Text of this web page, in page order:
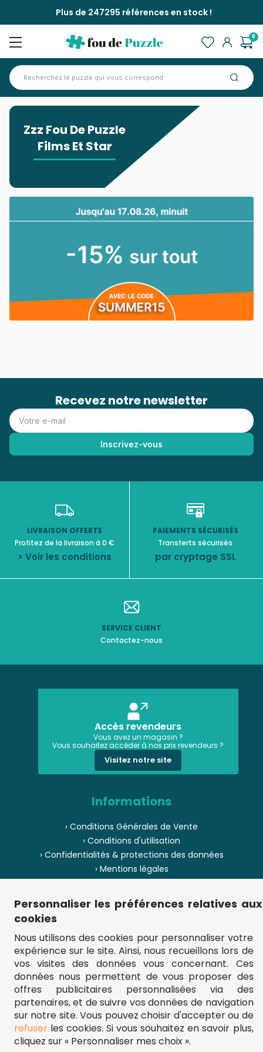
Plus de 247295 références en stock !
0
Zzz Fou De Puzzle
Films Et Star
Recevez notre newsletter
LIVRAISON OFFERTE
Profitez de la livraison à 0 €
> Voir les conditions
PAIEMENTS SÉCURISÉS
Transferts sécurisés
par cryptage SSL
SERVICE CLIENT
Contactez-nous
Accès revendeurs
Vous avez un magasin ?
Vous souhaitez accéder à nos prix revendeurs ?
Visitez notre site
Informations
› Conditions Générales de Vente
› Conditions d'utilisation
› Confidentialités & protections des données
› Mentions légales
› Paiement
› Pièces de puzzle manquantes ?
› Plan du site
** Frais d'envoi = 6,95 € (France) / gratuit à partir de 45 €.
fou-de-puzzle.com : le site référence pour acheter des puzzles de
qualité à bon prix.
© Fou-de-puzzle.com 2011 - 2026
Personnaliser les préférences relatives aux
cookies
Nous utilisons des cookies pour personnaliser votre
expérience sur le site. Ainsi, nous recueillons lors de
vos visites des données vous concernant. Ces
données nous permettent de vous proposer des
offres publicitaires personnalisées via des
partenaires, et de suivre vos données de navigation
sur notre site. Vous pouvez choisir d'accepter ou de
refuserles cookies. Si vous souhaitez en savoir plus,
cliquez sur « Personnaliser mes choix ».